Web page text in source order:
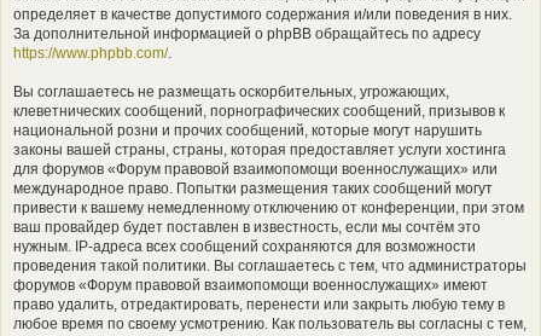
определяет в качестве допустимого содержания и/или поведения в них.
За дополнительной информацией о phpBB обращайтесь по адресу
https://www.phpbb.com/.
Вы соглашаетесь не размещать оскорбительных, угрожающих,
клеветнических сообщений, порнографических сообщений, призывов к
национальной розни и прочих сообщений, которые могут нарушить
законы вашей страны, страны, которая предоставляет услуги хостинга
для форумов «Форум правовой взаимопомощи военнослужащих» или
международное право. Попытки размещения таких сообщений могут
привести к вашему немедленному отключению от конференции, при этом
ваш провайдер будет поставлен в известность, если мы сочтём это
нужным. IP-адреса всех сообщений сохраняются для возможности
проведения такой политики. Вы соглашаетесь с тем, что администраторы
форумов «Форум правовой взаимопомощи военнослужащих» имеют
право удалить, отредактировать, перенести или закрыть любую тему в
любое время по своему усмотрению. Как пользователь вы согласны с тем,